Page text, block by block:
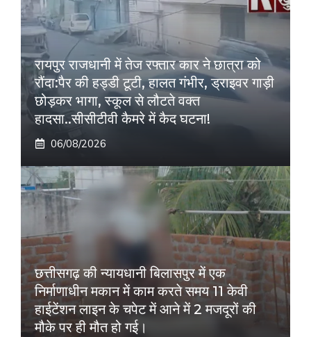
रायपुर राजधानी में तेज रफ्तार कार ने छात्रा को
रौंदा:पैर की हड्डी टूटी, हालत गंभीर, ड्राइवर गाड़ी
छोड़कर भागा, स्कूल से लौटते वक्त
हादसा..सीसीटीवी कैमरे में कैद घटना!
06/08/2026
छत्तीसगढ़ की न्यायधानी बिलासपुर में एक
निर्माणाधीन मकान में काम करते समय 11 केवी
हाईटेंशन लाइन के चपेट में आने में 2 मजदूरों की
मौके पर ही मौत हो गई।